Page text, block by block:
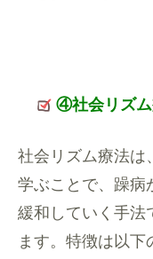
④社会リズ
社会リズム療法は
学ぶことで、躁病
緩和していく手法
ます。特徴は以下